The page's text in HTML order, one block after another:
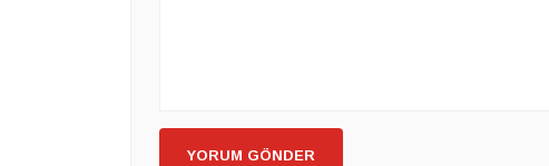
YORUM GÖNDER